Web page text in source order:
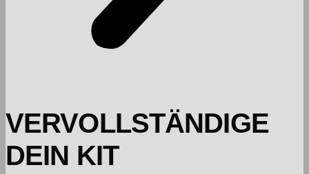
VERVOLLSTÄNDIGE
DEIN KIT